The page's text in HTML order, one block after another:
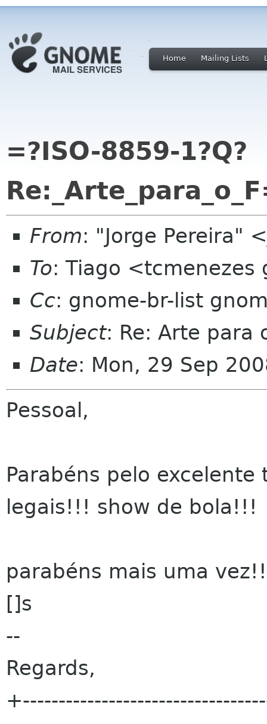
Home Mailing Lists
=?ISO-8859-1?Q?
From: "Jorge Pereira"
To: Tiago <tcmenezes
Cc: gnome-br-list
Subject: Re: Arte para
Date: Mon, 29 Sep
Pessoal,
Parabéns pelo
legais!!! show de bola!!!
parabéns mais uma vez!!
[]s
--
Regards,